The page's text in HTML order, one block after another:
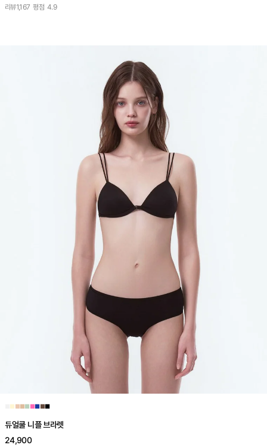
리뷰1,167 평점 4.9
■■■■■■■■
듀얼쿨 니플 브라렛
24,900